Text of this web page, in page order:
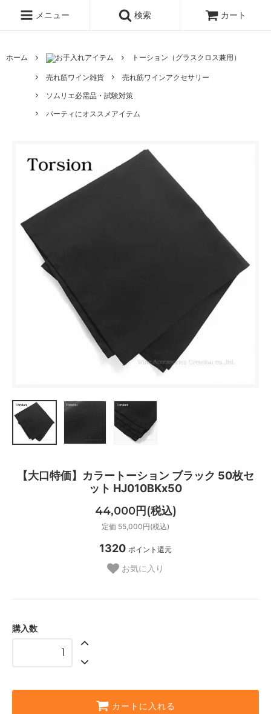
メニュー 検索 カート
ホーム お手入れアイテム トーション（グラスクロス兼用）
売れ筋ワイン雑貨
売れ筋ワインアクセサリー
ソムリエ必需品・試験対策
パーティにオススメアイテム
【大口特価】カラートーション ブラック 50枚セ
ット HJ010BKx50
44,000円(税込)
定価 55,000円(税込)
1320 ポイント還元
お気に入り
購入数
カートに入れる